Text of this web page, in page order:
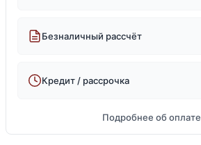
Безналичный рассчёт
Кредит / рассрочка
Подробнее об оплате